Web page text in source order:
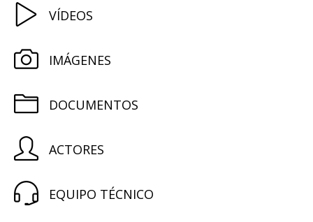
VÍDEOS
IMÁGENES
DOCUMENTOS
ACTORES
EQUIPO TÉCNICO